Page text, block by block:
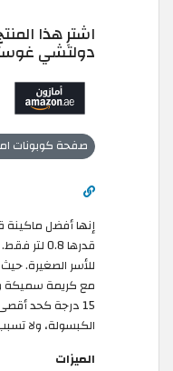
اشترِ هذا
دولتشي
صفحة كوبونات
إنها أفضل
قدرها 0.8
للأسر الصغيرة.
مع كريمة سميكة
15 درجة كحد
الكبسولة، ولا
الميزات